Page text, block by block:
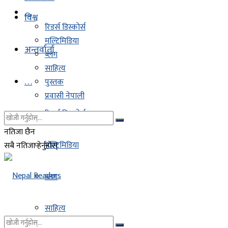
विश्व
अन्तर्वार्ता
. . .
रिडर्स डिस्कोर्स
मल्टिमिडिया
ब्लग
साहित्य
. . .
रिडर्स डिस्कोर्स
मल्टिमिडिया
ब्लग
साहित्य
पुस्तक
प्रवासी नेपाली
नतिजा छैन
सबै नतिजा हेर्नुहोस्